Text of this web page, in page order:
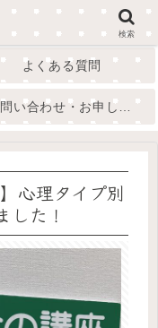
よくある質問
心理タイプ別
た！
検索